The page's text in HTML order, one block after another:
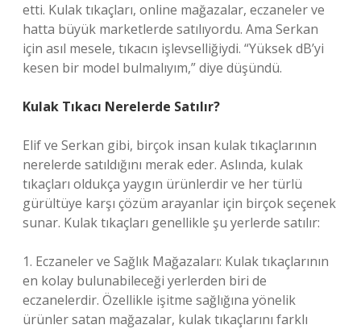
etti. Kulak tıkaçları, online mağazalar, eczaneler ve
hatta büyük marketlerde satılıyordu. Ama Serkan
için asıl mesele, tıkacın işlevselliğiydi. “Yüksek dB’yi
kesen bir model bulmalıyım,” diye düşündü.
Kulak Tıkacı Nerelerde Satılır?
Elif ve Serkan gibi, birçok insan kulak tıkaçlarının
nerelerde satıldığını merak eder. Aslında, kulak
tıkaçları oldukça yaygın ürünlerdir ve her türlü
gürültüye karşı çözüm arayanlar için birçok seçenek
sunar. Kulak tıkaçları genellikle şu yerlerde satılır:
1. Eczaneler ve Sağlık Mağazaları: Kulak tıkaçlarının
en kolay bulunabileceği yerlerden biri de
eczanelerdir. Özellikle işitme sağlığına yönelik
ürünler satan mağazalar, kulak tıkaçlarını farklı